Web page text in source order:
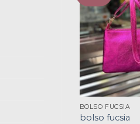
BOLSO FUCSIA
bolso fucsia